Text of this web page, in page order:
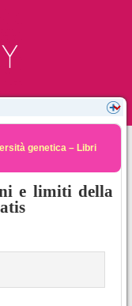
genetica – Libri
e limiti della